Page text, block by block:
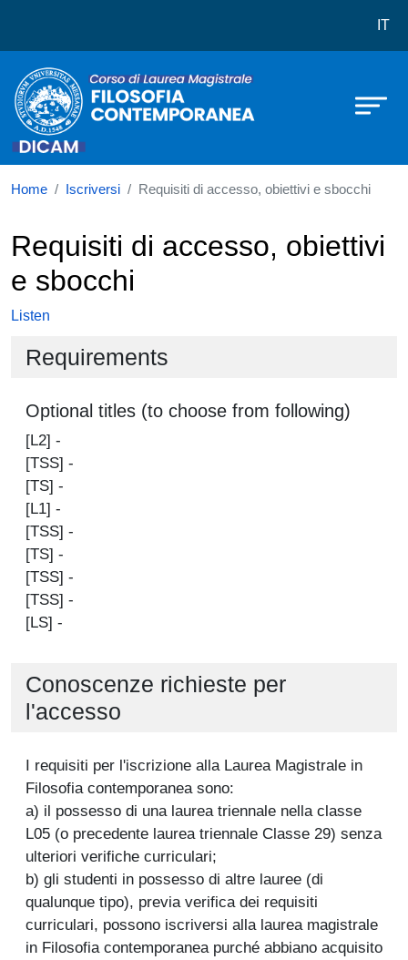
Corso di laurea in Filosofia IT
Home Iscriversi Requisiti di accesso, obiettivi e sbocchi
Requisiti di accesso, obiettivi
e sbocchi
Listen
Requirements
Optional titles (to choose from following)
[L2] -
[TSS] -
[TS] -
[L1] -
[TSS] -
[TS] -
[TSS] -
[TSS] -
[LS] -
Conoscenze richieste per
l'accesso
I requisiti per l'iscrizione alla Laurea Magistrale in
Filosofia contemporanea sono:
a) il possesso di una laurea triennale nella classe
L05 (o precedente laurea triennale Classe 29) senza
ulteriori verifiche curriculari;
b) gli studenti in possesso di altre lauree (di
qualunque tipo), previa verifica dei requisiti
curriculari, possono iscriversi alla laurea magistrale
in Filosofia contemporanea purché abbiano acquisito